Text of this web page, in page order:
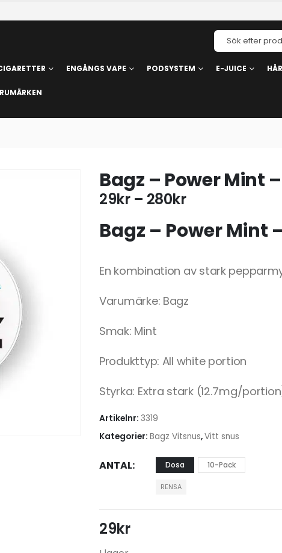
ENGÅNGS VAPE PODSYSTEM E-JUICE
Bagz – Power Mint
29kr – 280kr
Bagz – Power Mint
En kombination av stark
Varumärke: Bagz
Smak: Mint
Produkttyp: All white portion
Styrka: Extra stark (12.7mg/
Artikelnr: 3319
Kategorier: Bagz Vitsnus,Vitt snus
ANTAL Dosa 10-Pack
RENSA
29kr